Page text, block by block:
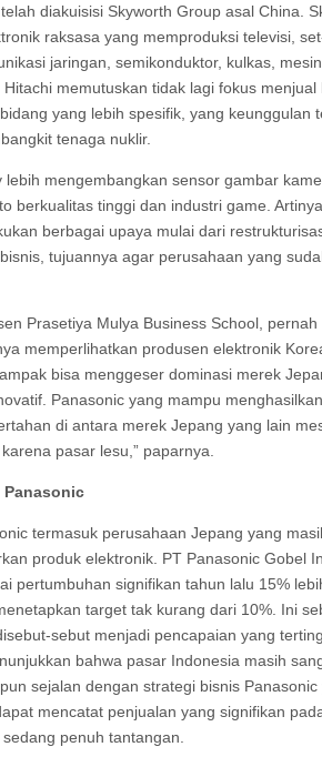
diakuisisi Skyworth Group asal China.
raksasa yang memproduksi televisi,
jaringan, semikonduktor, kulkas,
memutuskan tidak lagi fokus menjual
yang lebih spesifik, yang keunggulan
tenaga nuklir.
lebih mengembangkan sensor gambar
berkualitas tinggi dan industri game.
berbagai upaya mulai dari
tujuannya agar perusahaan yang
Prasetiya Mulya Business School,
memperlihatkan produsen elektronik
bisa menggeser dominasi merek
Panasonic yang mampu
di antara merek Jepang yang lain
pasar lesu,” paparnya.
termasuk perusahaan Jepang yang
produk elektronik. PT Panasonic Gobel
pertumbuhan signifikan tahun lalu 15%
target tak kurang dari 10%. Ini
sebut menjadi pencapaian yang
bahwa pasar Indonesia masih
sejalan dengan strategi bisnis
mencatat penjualan yang signifikan
penuh tantangan.